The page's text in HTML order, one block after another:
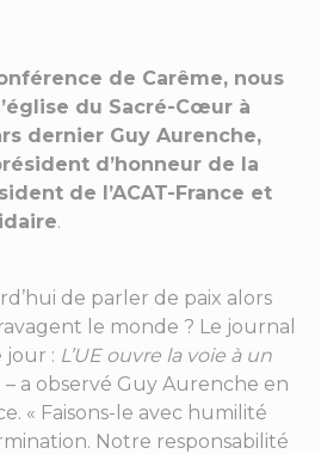
de Carême, nous
du Sacré-Cœur à
dernier Guy Aurenche,
d’honneur de la
de l’ACAT-France et
.
de parler de paix alors
le monde ? Le journal
jour : L’UE ouvre la voie à un
– a observé Guy Aurenche en
« Faisons-le avec humilité
Notre responsabilité